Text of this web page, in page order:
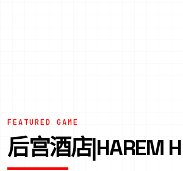
FEATURED GAME
后宫酒店|HAREM